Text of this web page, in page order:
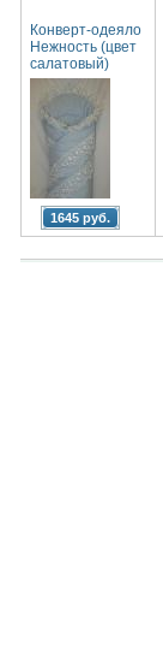
Конверт-одеяло
Нежность (цвет
салатовый)
1645 руб.